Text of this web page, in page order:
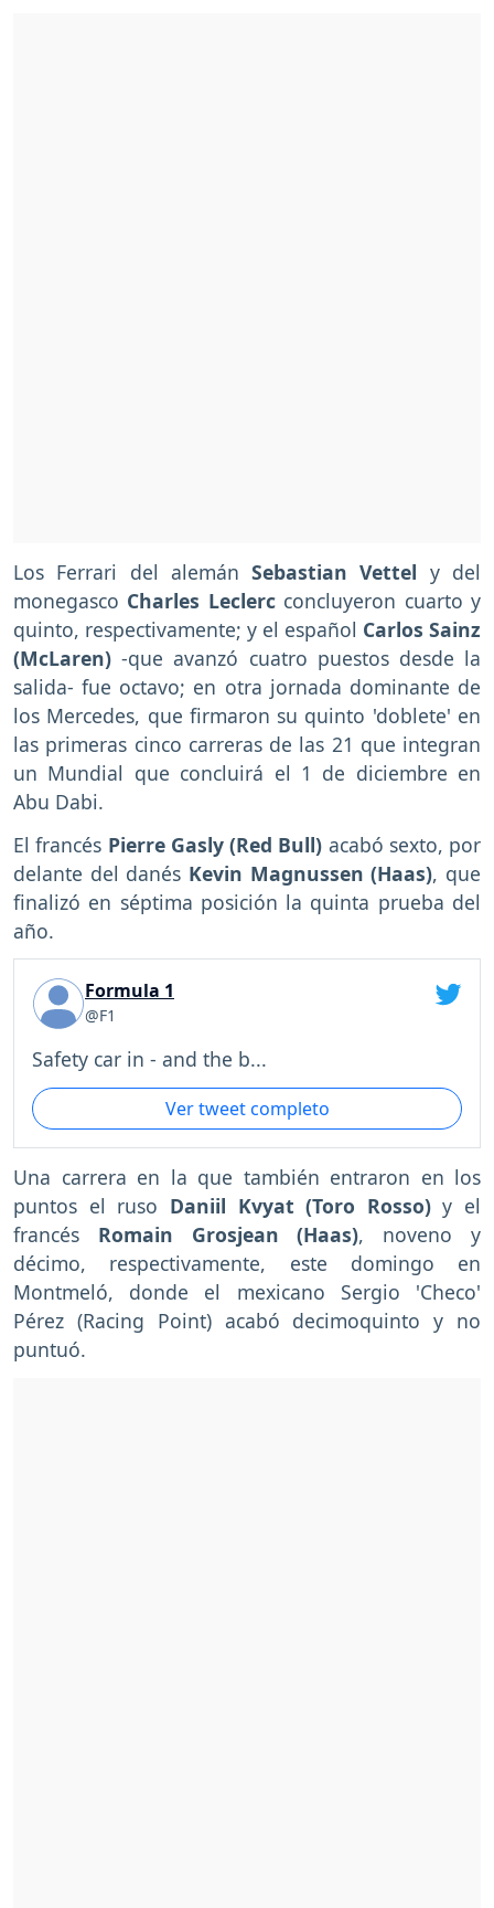
Los Ferrari del alemánSebastian Vettel y del
monegasco Charles Leclercconcluyeron cuarto y
quinto, respectivamente; y el español Carlos Sainz
(McLaren) -que avanzó cuatro puestos desde la
salida- fue octavo; en otra jornada dominante de
los Mercedes, que firmaron su quinto 'doblete' en
las primeras cinco carreras de las 21 que integran
un Mundial que concluirá el 1 de diciembre en
Abu Dabi.
El francés Pierre Gasly (Red Bull) acabó sexto, por
delante del danés Kevin Magnussen (Haas), que
finalizó en séptima posición la quinta prueba del
año.
Formula 1
@F1
Safety car in - and the b...
Ver tweet completo
Una carrera en la que también entraron en los
puntos el ruso Daniil Kvyat (Toro Rosso)y el
francés Romain Grosjean (Haas), noveno y
décimo, respectivamente, este domingo en
Montmeló, donde el mexicano Sergio 'Checo'
Pérez (Racing Point) acabó decimoquinto y no
puntuó.